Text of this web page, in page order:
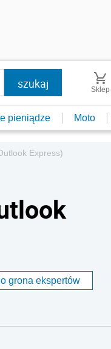
Sklep
pieniądze Moto
Express)
grona ekspertów